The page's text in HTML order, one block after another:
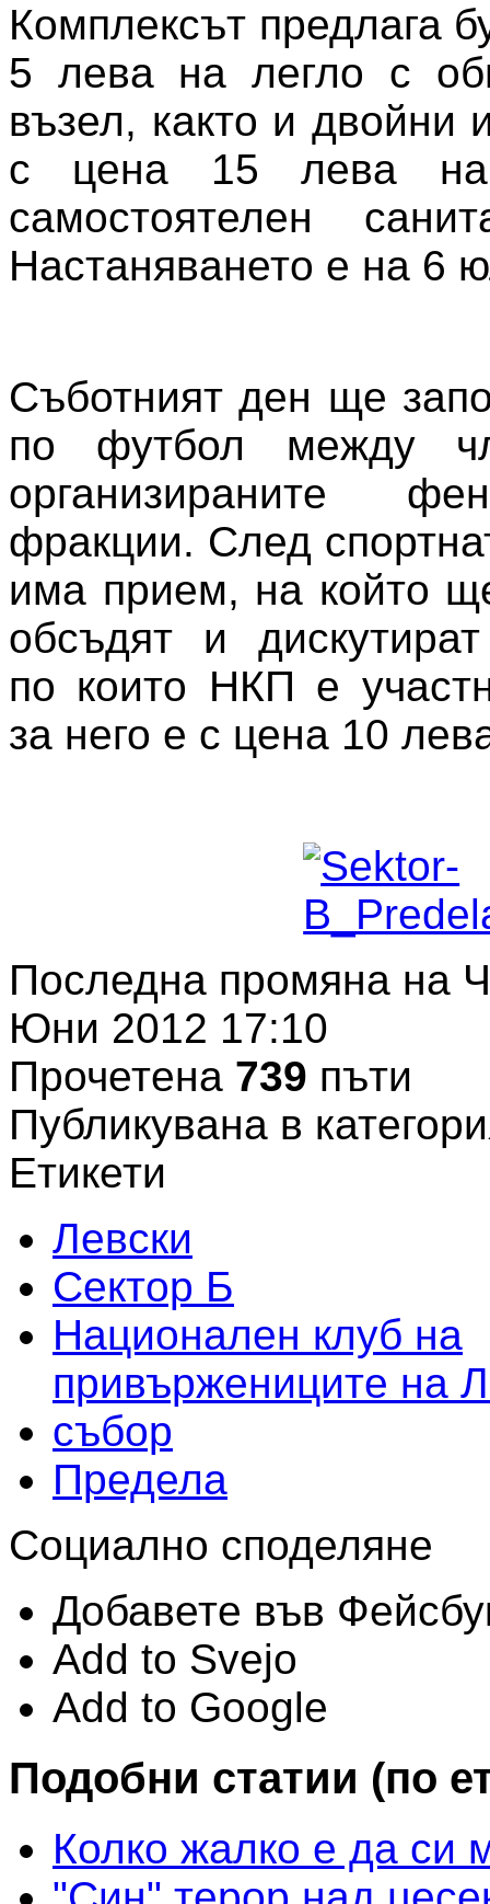
Комплексът предлага
5 лева на легло с
възел, както и двойни
с цена 15 лева
самостоятелен
Настаняването е на 6
Съботният ден ще
по футбол между
организираните
фракции. След
има прием, на който
обсъдят и
по които НКП е
за него е с цена 10
Последна промяна на
Юни 2012 17:10
Прочетена 739 пъти
Публикувана в
Етикети
Левски
Сектор Б
Национален клуб на
привържениците на
събор
Предела
Социално споделяне
Добавете във
Add to Svejo
Add to Google
Подобни статии (по
Колко жалко е да си